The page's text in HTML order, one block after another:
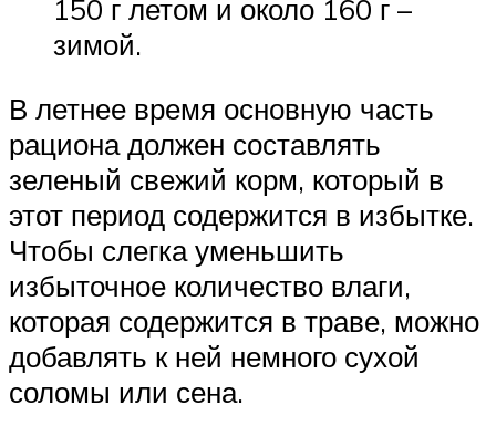
150 г летом и около 160 г –
зимой.
В летнее время основную часть
рациона должен составлять
зеленый свежий корм, который в
этот период содержится в избытке.
Чтобы слегка уменьшить
избыточное количество влаги,
которая содержится в траве, можно
добавлять к ней немного сухой
соломы или сена.